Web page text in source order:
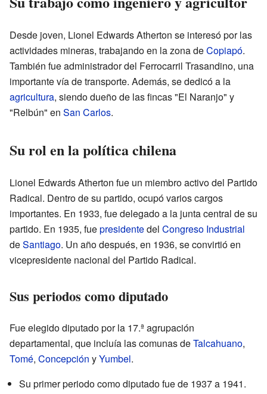
Desde joven, Lionel Edwards Atherton se interesó por las
actividades mineras, trabajando en la zona deCopiapó.
También fue administrador del Ferrocarril Trasandino, una
importante vía de transporte. Además, se dedicó a la
agricultura, siendo dueño de las fincas "El Naranjo" y
"Relbún" en San Carlos.
Su rol en la política chilena
Lionel Edwards Atherton fue un miembro activo del Partido
Radical. Dentro de su partido, ocupó varios cargos
importantes. En 1933, fue delegado a la junta central de su
partido. En 1935, fuepresidentedel Congreso Industrial
deSantiago. Un año después, en 1936, se convirtió en
vicepresidente nacional del Partido Radical.
Sus periodos como diputado
Fue elegido diputado por la 17.ª agrupación
departamental, que incluía las comunas deTalcahuano,
Tomé, Concepción yYumbel.
Su primer periodo como diputado fue de 1937 a 1941.